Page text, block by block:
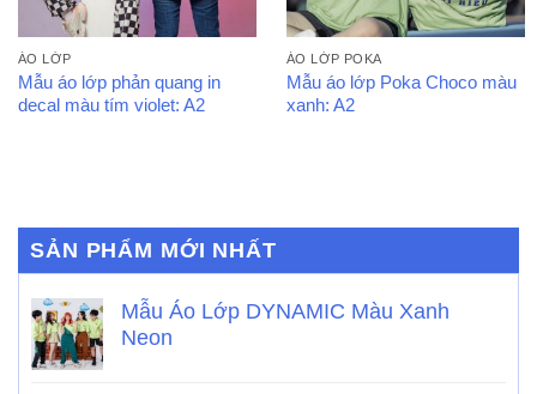
ÁO LỚP
Mẫu áo lớp phản quang in
decal màu tím violet: A2
ÁO LỚP POKA
Mẫu áo lớp Poka Choco màu
xanh: A2
SẢN PHẨM MỚI NHẤT
Mẫu Áo Lớp DYNAMIC Màu Xanh
Neon